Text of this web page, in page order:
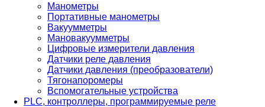
Манометры
Портативные манометры
Вакуумметры
Мановакуумметры
Цифровые измерители давления
Датчики реле давления
Датчики давления (преобразователи)
Тягонапоромеры
Вспомогательные устройства
PLС, контроллеры, программируемые реле